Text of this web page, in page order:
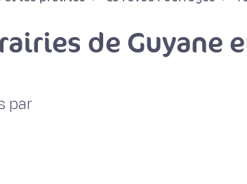
de Guyane
par